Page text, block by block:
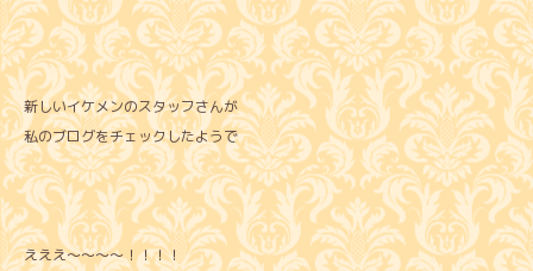
新しいイケメンのスタッフさんが
私のブログをチェックしたようで
えええ～～～～！！！！